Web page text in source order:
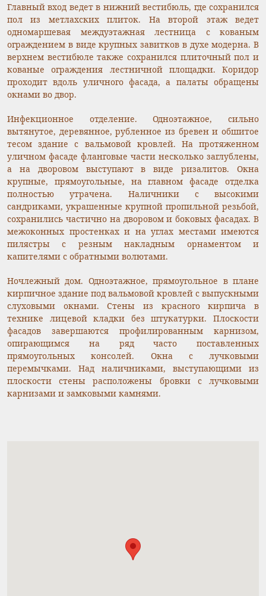
Главный вход ведет в нижний вестибюль, где сохранился
пол из метлахских плиток. На второй этаж ведет
одномаршевая междуэтажная лестница с кованым
ограждением в виде крупных завитков в духе модерна. В
верхнем вестибюле также сохранился плиточный пол и
кованые ограждения лестничной площадки. Коридор
проходит вдоль уличного фасада, а палаты обращены
окнами во двор.
Инфекционное отделение. Одноэтажное, сильно
вытянутое, деревянное, рубленное из бревен и обшитое
тесом здание с вальмовой кровлей. На протяженном
уличном фасаде фланговые части несколько заглублены,
а на дворовом выступают в виде ризалитов. Окна
крупные, прямоугольные, на главном фасаде отделка
полностью утрачена. Наличники с высокими
сандриками, украшенные крупной пропильной резьбой,
сохранились частично на дворовом и боковых фасадах. В
межоконных простенках и на углах местами имеются
пилястры с резным накладным орнаментом и
капителями с обратными волютами.
Ночлежный дом. Одноэтажное, прямоугольное в плане
кирпичное здание под вальмовой кровлей с выпускными
слуховыми окнами. Стены из красного кирпича в
технике лицевой кладки без штукатурки. Плоскости
фасадов завершаются профилированным карнизом,
опирающимся на ряд часто поставленных
прямоугольных консолей. Окна с лучковыми
перемычками. Над наличниками, выступающими из
плоскости стены расположены бровки с лучковыми
карнизами и замковыми камнями.